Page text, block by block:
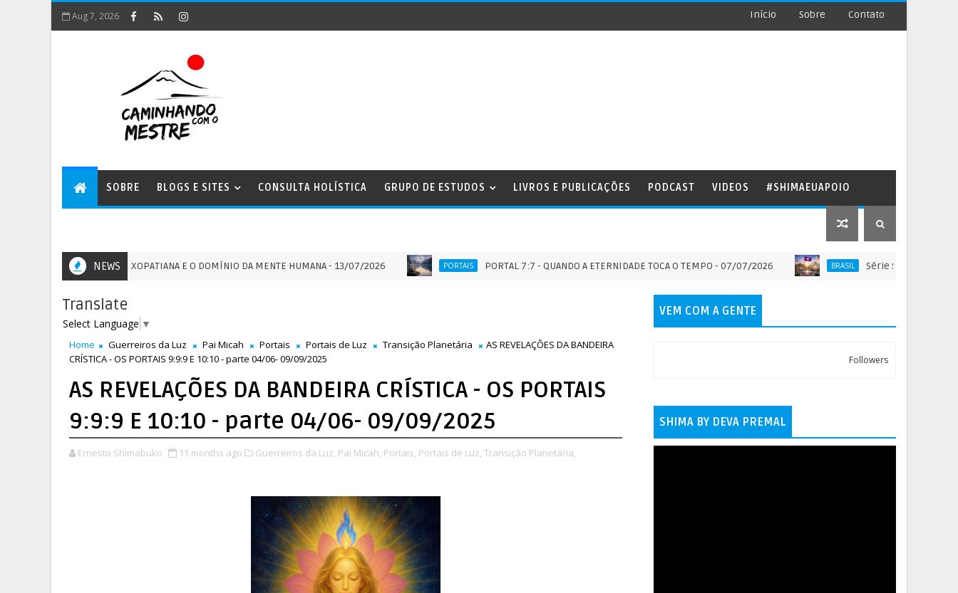
Aug 7, 2026 Início Sobre Contato
SOBRE BLOGS E SITES CONSULTA HOLÍSTICA GRUPO DE ESTUDOS LIVROS E PUBLICAÇÕES PODCAST VIDEOS #SHIMAEUAPOIO
NEWS
A ENERGIA XOPATIANA E O DOMÍNIO DA MENTE HUMANA - 13/07/2026 PORTAIS PORTAL 7:7 - QUANDO A ETERNIDADE TOCA O TEMPO - 07/07/2026 BRASIL Série SOLO SAGRADO DO
Translate
Select Language ▼
Home Guerreiros da Luz Pai Micah Portais Portais de Luz Transição Planetária
AS REVELAÇÕES DA BANDEIRA
CRÍSTICA - OS PORTAIS 9:9:9 E 10:10 - parte 04/06- 09/09/2025
AS REVELAÇÕES DA BANDEIRA CRÍSTICA - OS PORTAIS
9:9:9 E 10:10 - parte 04/06- 09/09/2025
Ernesto Shimabuko 11 months ago Guerreiros da Luz, Pai Micah, Portais, Portais de Luz, Transição Planetária,
VEM COM A GENTE
Followers
SHIMA BY DEVA PREMAL